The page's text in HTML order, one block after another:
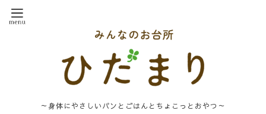
～身体にやさしいパンとごはんとちょこっとおやつ～